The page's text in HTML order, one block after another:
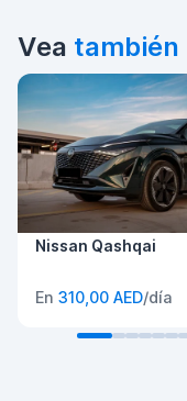
Vea también
Nissan Qashqai
En 310,00 AED/día